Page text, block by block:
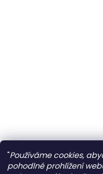
"Používáme cookies,
pohodlné prohlížení